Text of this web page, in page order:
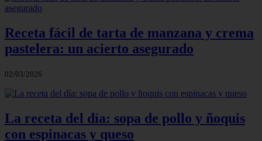
Receta fácil de tarta de manzana y crema
pastelera: un acierto asegurado
02/03/2026
La receta del día: sopa de pollo y ñoquis
con espinacas y queso